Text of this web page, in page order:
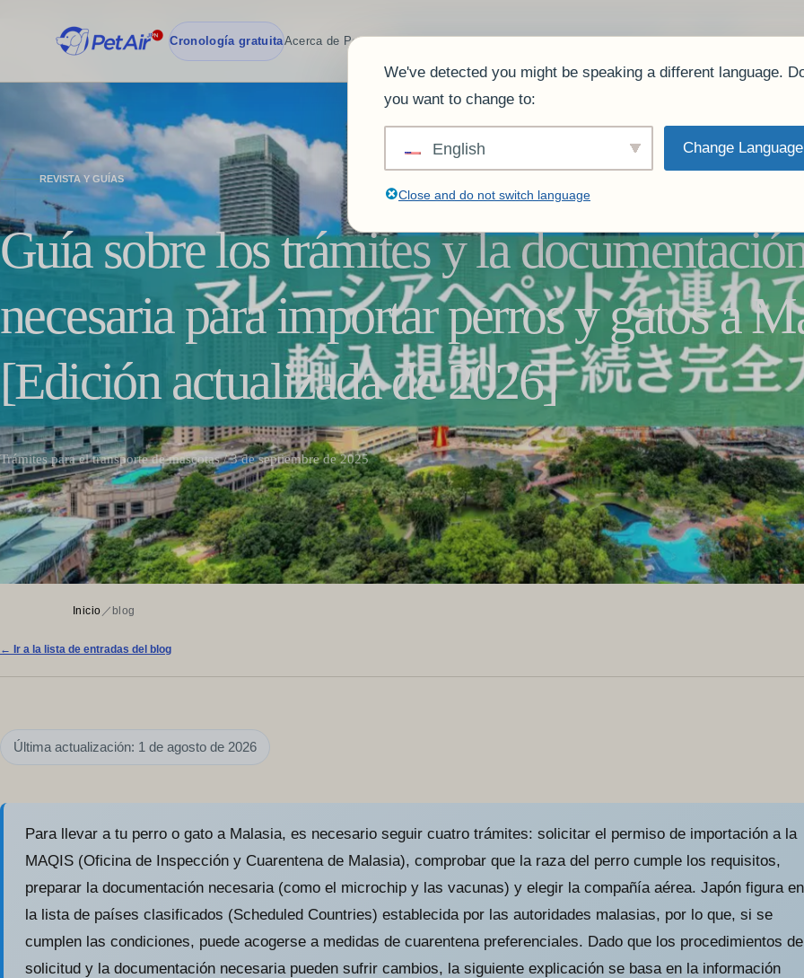
Cronología gratuitaAcerca de PetAirJPNequiposervicioCargos.Lo que dicen nuestros clientes.Preguntas
REVISTA Y GUÍAS
Guía sobre los trámites y la
necesaria para importar perros y gatos a
[Edición actualizada de 2026]
Trámites para el transporte de mascotas / 3 de septiembre de 2025
Inicio ／ blog
← Ir a la lista de entradas del blog
Última actualización: 1 de agosto de 2026
Para llevar a tu perro o gato a Malasia, es necesario seguir cuatro trámites: solicitar el permiso de importación a la
MAQIS (Oficina de Inspección y Cuarentena de Malasia), comprobar que la raza del perro cumple los requisitos,
preparar la documentación necesaria (como el microchip y las vacunas) y elegir la compañía aérea. Japón figura en
la lista de países clasificados (Scheduled Countries) establecida por las autoridades malasias, por lo que, si se
cumplen las condiciones, puede acogerse a medidas de cuarentena preferenciales. Dado que los procedimientos de
solicitud y la documentación necesaria pueden sufrir cambios, la siguiente explicación se basa en la información
We've detected you might be speaking a different language.
you want to change to:
English Change Language
Close and do not switch language